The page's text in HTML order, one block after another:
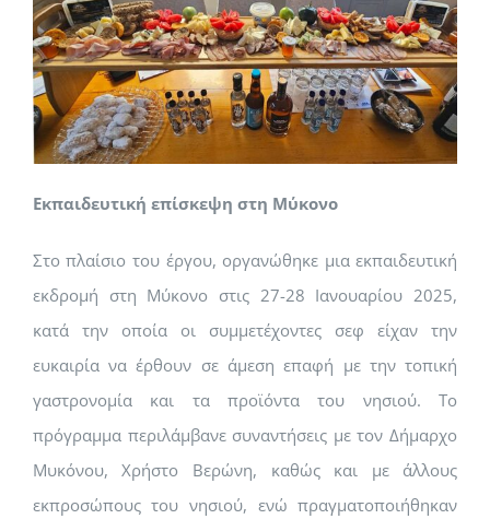
Εκπαιδευτική επίσκεψη στη Μύκονο
Στο πλαίσιο του έργου, οργανώθηκε μια εκπαιδευτική
εκδρομή στη Μύκονο στις 27-28 Ιανουαρίου 2025,
κατά την οποία οι συμμετέχοντες σεφ είχαν την
ευκαιρία να έρθουν σε άμεση επαφή με την τοπική
γαστρονομία και τα προϊόντα του νησιού. Το
πρόγραμμα περιλάμβανε συναντήσεις με τον Δήμαρχο
Μυκόνου, Χρήστο Βερώνη, καθώς και με άλλους
εκπροσώπους του νησιού, ενώ πραγματοποιήθηκαν